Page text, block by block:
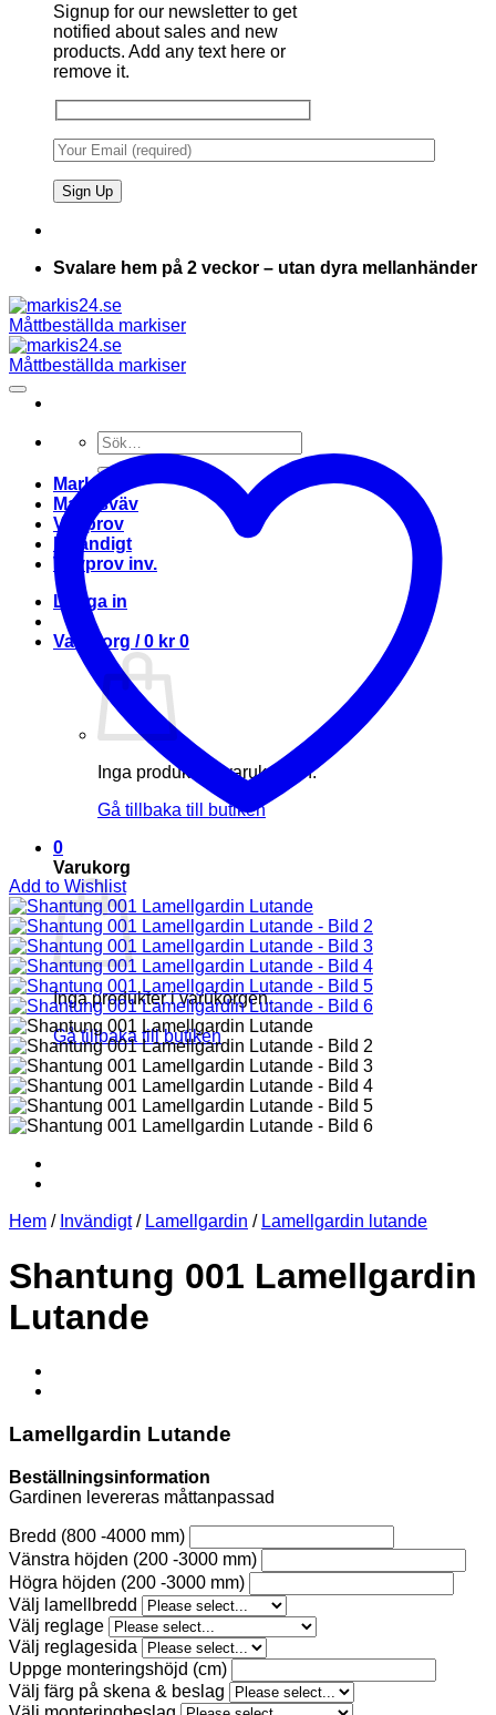
Signup for our newsletter to get
notified about sales and new
products. Add any text here or
remove it.
Svalare hem på 2 veckor – utan dyra mellanhänder
Sök
efter:
Markis
Markisväv
Vävprov
Invändigt
Vävprov inv.
Logga in
Varukorg /0 kr 0
Inga produkter i varukorgen.
Gå tillbaka till butiken
0
Varukorg
Inga produkter i varukorgen.
Gå tillbaka till butiken
Add to Wishlist
Hem / Invändigt / Lamellgardin / Lamellgardin lutande
Shantung 001 Lamellgardin
Lutande
Lamellgardin Lutande
Beställningsinformation
Gardinen levereras måttanpassad
Bredd (800 -4000 mm)
Vänstra höjden (200 -3000 mm)
Högra höjden (200 -3000 mm)
Välj lamellbredd
Välj reglage
Välj reglagesida
Uppge monteringshöjd (cm)
Välj färg på skena & beslag